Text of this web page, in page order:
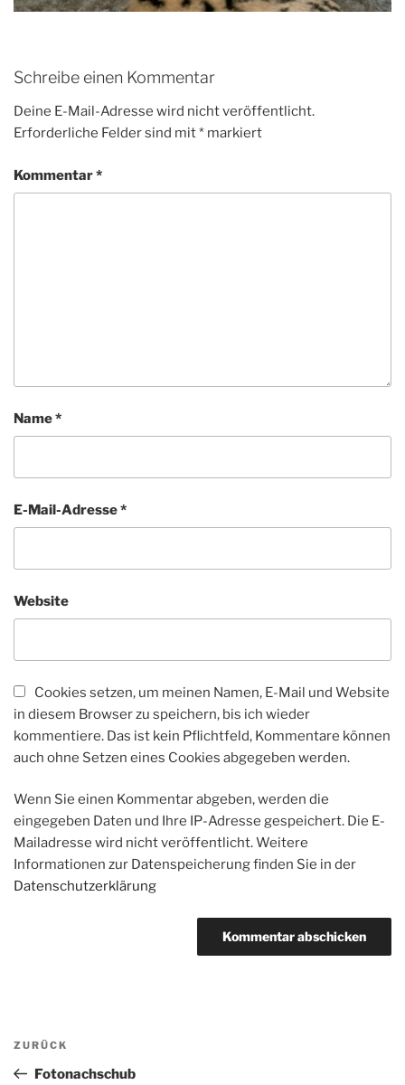
Schreibe einen Kommentar
Deine E-Mail-Adresse wird nicht veröffentlicht.
Erforderliche Felder sind mit* markiert
Kommentar*
Name*
E-Mail-Adresse*
Website
Cookies setzen, um meinen Namen, E-Mail und Website
in diesem Browser zu speichern, bis ich wieder
kommentiere. Das ist kein Pflichtfeld, Kommentare können
auch ohne Setzen eines Cookies abgegeben werden.
Wenn Sie einen Kommentar abgeben, werden die
eingegeben Daten und Ihre IP-Adresse gespeichert. Die E-
Mailadresse wird nicht veröffentlicht. Weitere
Informationen zur Datenspeicherung finden Sie in der
Datenschutzerklärung
Beitragsnavigation
Vorheriger
Beitrag
ZURÜCK
Fotonachschub